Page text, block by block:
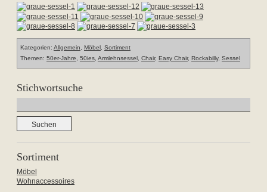
Kategorien: Allgemein Möbel, Sortiment
Themen: 50er-Jahre 50ies, Armlehnsessel, Chair, Easy Chair, Rockabilly, Sessel
Stichwortsuche
nach:
Sortiment
Möbel
Wohnaccessoires